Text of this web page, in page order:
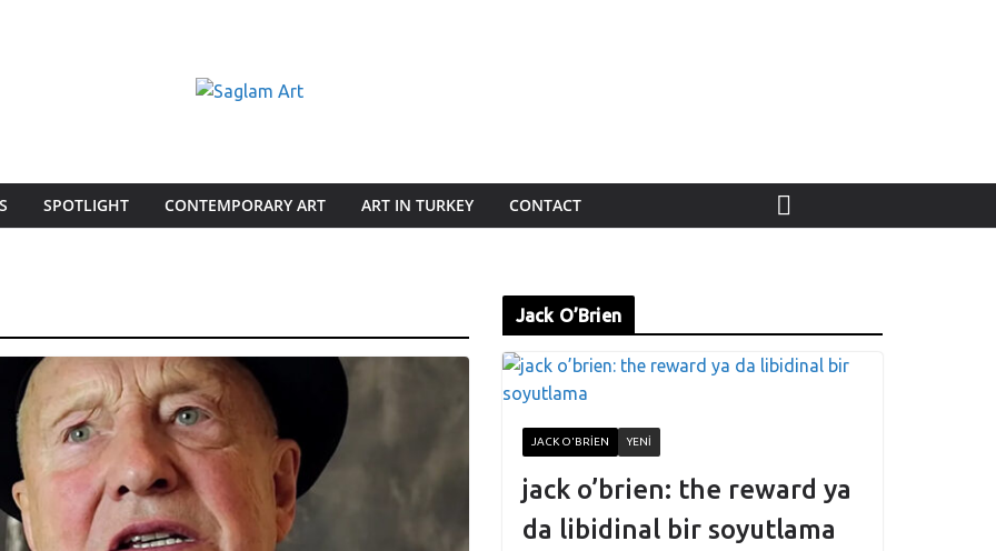
SPOTLIGHT CONTEMPORARY ART ART IN TURKEY CONTACT
Jack O’Brien
JACK O'BRIEN YENI
jack o’brien: the reward ya
da libidinal bir soyutlama